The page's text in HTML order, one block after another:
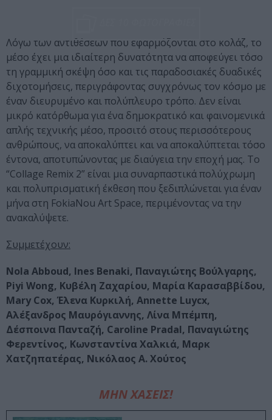
Λόγω των αντιθέσεων που εφαρμόζονται στο κολάζ, το
μέσο έχει μια ιδιαίτερη δυνατότητα να αποφεύγει τόσο
τη γραμμική σκέψη όσο και τις παραδοσιακές δυαδικές
διχοτομήσεις, περιγράφοντας συγχρόνως τον κόσμο με
έναν διευρυμένο και πολύπλευρο τρόπο. Δεν είναι
μικρό κατόρθωμα για ένα δημοκρατικό και φαινομενικά
απλής τεχνικής μέσο, προσιτό στους περισσότερους
ανθρώπους, να αποκαλύπτει και να αποκαλύπτεται τόσο
έντονα, αποτυπώνοντας με διαύγεια την εποχή μας. Το
“Collage Remix 2” είναι μια συναρπαστικά πολύχρωμη
και πολυπρισματική έκθεση που ξεδιπλώνεται για έναν
μήνα στη FokiaNou Art Space, περιμένοντας να την
ανακαλύψετε.
Συμμετέχουν:
Nola Abboud, Ines Benaki, Παναγιώτης Βούλγαρης,
Piyi Wong, Κυβέλη Ζαχαρίου, Μαρία Καρασαββίδου,
Mary Cox, Έλενα Κυρκιλή, Annette Luycx,
Αλέξανδρος Μαυρόγιαννης, Λίνα Μπέμπη,
Δέσποινα Πανταζή, Caroline Pradal, Παναγιώτης
Φερεντίνος, Κωνσταντίνα Χαλκιά, Μαρκ
Χατζηπατέρας, Νικόλαος Α. Χούτος
ΜΗΝ ΧΑΣΕΙΣ!